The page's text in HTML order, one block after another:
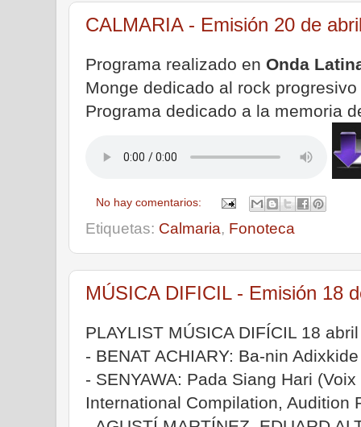
CALMARIA - Emisión 20 de
Programa realizado en Onda
Monge dedicado al rock
Programa dedicado a la memoria
No hay comentarios:
Etiquetas: Calmaria, Fonoteca
MÚSICA DIFICIL - Emisión 18
PLAYLIST MÚSICA DIFÍCIL 18
- BENAT ACHIARY: Ba-nin
- SENYAWA: Pada Siang Hari
International Compilation, Audition